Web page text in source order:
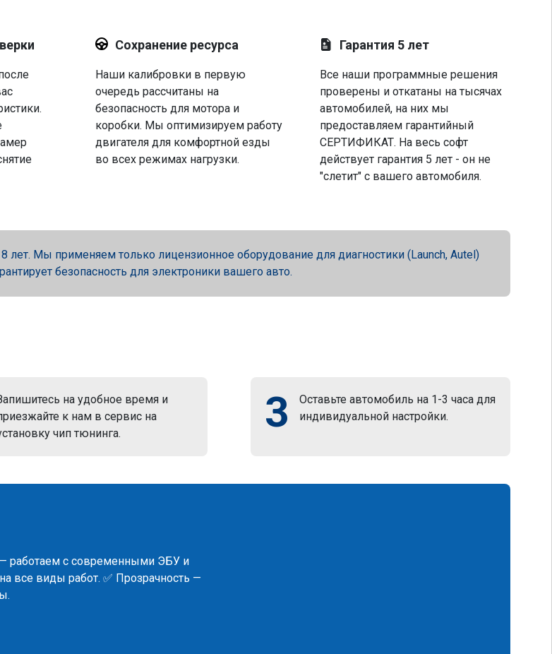
Сохранение ресурса
Наши калибровки в первую
очередь рассчитаны на
безопасность для мотора и
коробки. Мы оптимизируем работу
двигателя для комфортной езды
во всех режимах нагрузки.
Гарантия 5 лет
Все наши программные решения
проверены и откатаны на тысячах
автомобилей, на них мы
предоставляем гарантийный
СЕРТИФИКАТ. На весь софт
действует гарантия 5 лет - он не
"слетит" с вашего автомобиля.
Мы применяем только лицензионное оборудование для диагностики (Launch, Autel)
безопасность для электроники вашего авто.
на удобное время и
к нам в сервис на
чип тюнинга.
3
Оставьте автомобиль на 1-3 часа для
индивидуальной настройки.
— работаем с современными ЭБУ и
все виды работ. ✅ Прозрачность —